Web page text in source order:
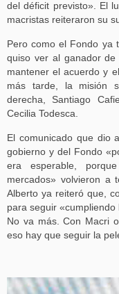
del déficit previsto». El
macristas reiteraron su
Pero como el Fondo ya
quiso ver al ganador
mantener el acuerdo y
más tarde, la misión
derecha, Santiago
Cecilia Todesca.
El comunicado que dio
gobierno y del Fondo
era esperable,
mercados» volvieron a
Alberto ya reiteró que,
para seguir «cumpliendo
No va más. Con Macri
eso hay que seguir la